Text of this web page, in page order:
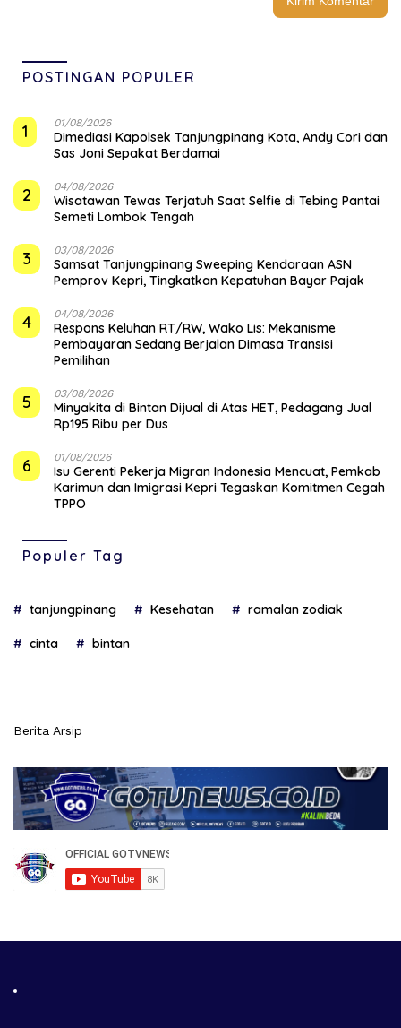
POSTINGAN POPULER
1 01/08/2026
Dimediasi Kapolsek Tanjungpinang Kota, Andy Cori dan
Sas Joni Sepakat Berdamai
2 04/08/2026
Wisatawan Tewas Terjatuh Saat Selfie di Tebing Pantai
Semeti Lombok Tengah
3 03/08/2026
Samsat Tanjungpinang Sweeping Kendaraan ASN
Pemprov Kepri, Tingkatkan Kepatuhan Bayar Pajak
4 04/08/2026
‎Respons Keluhan RT/RW, Wako Lis: Mekanisme
Pembayaran Sedang Berjalan Dimasa Transisi
Pemilihan
5 03/08/2026
Minyakita di Bintan Dijual di Atas HET, Pedagang Jual
Rp195 Ribu per Dus
6 01/08/2026
Isu Gerenti Pekerja Migran Indonesia Mencuat, Pemkab
Karimun dan Imigrasi Kepri Tegaskan Komitmen Cegah
TPPO
Populer Tag
tanjungpinang Kesehatan ramalan zodiak
cinta bintan
Berita Arsip